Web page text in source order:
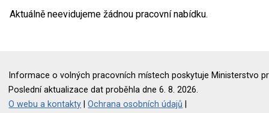
Aktuálně neevidujeme žádnou pracovní nabídku.
Informace o volných pracovních místech poskytuje Ministerstvo
Poslední aktualizace dat proběhla dne 6. 8. 2026.
O webu a kontakty |Ochrana osobních údajů